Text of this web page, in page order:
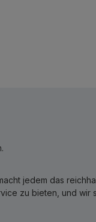
jedem das
zu bieten, und wir